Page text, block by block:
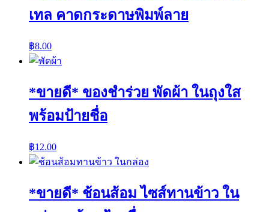
เทล คาดกระดาษพิมพ์ลาย
฿8.00
*ขายดี* ของชำร่วย พัดผ้า ในถุงใส
พร้อมป้ายชื่อ
฿12.00
*ขายดี* ช้อนส้อม ไซส์ทานข้าว ใน